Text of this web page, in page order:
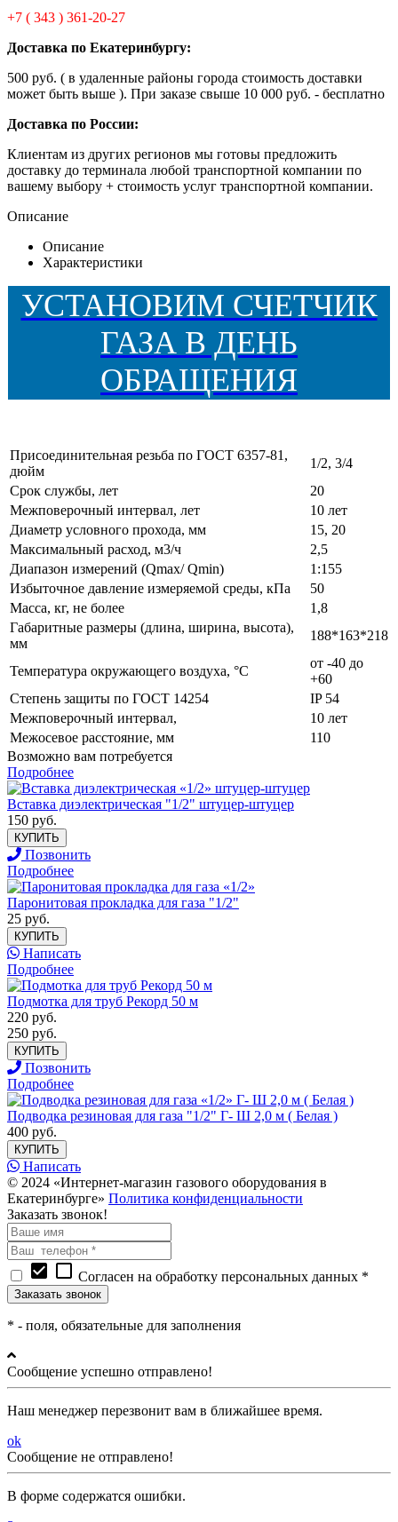
+7 ( 343 ) 361-20-27
Доставка по Екатеринбургу:
500 руб. ( в удаленные районы города стоимость доставки
может быть выше ). При заказе свыше 10 000 руб. - бесплатно
Доставка по России:
Клиентам из других регионов мы готовы предложить
доставку до терминала любой транспортной компании по
вашему выбору + стоимость услуг транспортной компании.
Описание
Описание
Характеристики
УСТАНОВИМ СЧЕТЧИК
ГАЗА В ДЕНЬ
ОБРАЩЕНИЯ
Присоединительная резьба по ГОСТ 6357-81,
дюйм
1/2, 3/4
Срок службы, лет
20
Межповерочный интервал, лет
10 лет
Диаметр условного прохода, мм
15, 20
Максимальный расход, м3/ч
2,5
Диапазон измерений (Qmax/ Qmin)
1:155
Избыточное давление измеряемой среды, кПа
50
Масса, кг, не более
1,8
Габаритные размеры (длина, ширина, высота),
мм
188*163*218
Температура окружающего воздуха, °С
от -40 до
+60
Степень защиты по ГОСТ 14254
IP 54
Межповерочный интервал,
10 лет
Межосевое расстояние, мм
110
Возможно вам потребуется
Подробнее
Вставка диэлектрическая "1/2" штуцер-штуцер
150 руб.
КУПИТЬ
Позвонить
Подробнее
Паронитовая прокладка для газа "1/2"
25 руб.
КУПИТЬ
Написать
Подробнее
Подмотка для труб Рекорд 50 м
220 руб.
250 руб.
КУПИТЬ
Позвонить
Подробнее
Подводка резиновая для газа "1/2" Г- Ш 2,0 м ( Белая )
400 руб.
КУПИТЬ
Написать
© 2024 «Интернет-магазин газового оборудования в
Екатеринбурге» Политика конфиденциальности
Заказать звонок!
check_box check_box_outline_blank Согласен на обработку персональных данных *
* - поля, обязательные для заполнения
Сообщение успешно отправлено!
Наш менеджер перезвонит вам в ближайшее время.
ok
Сообщение не отправлено!
В форме содержатся ошибки.